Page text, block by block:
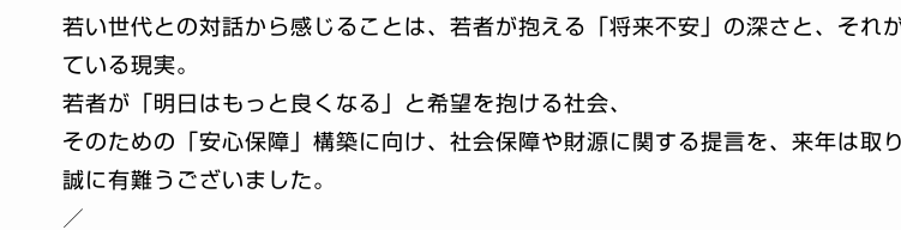
若い世代との対話から感じることは、若者が抱える「将来不安」の深さと、それ
ている現実。
若者が「明日はもっと良くなる」と希望を抱ける社会、
そのための「安心保障」構築に向け、社会保障や財源に関する提言を、来年は取
誠に有難うございました。
／